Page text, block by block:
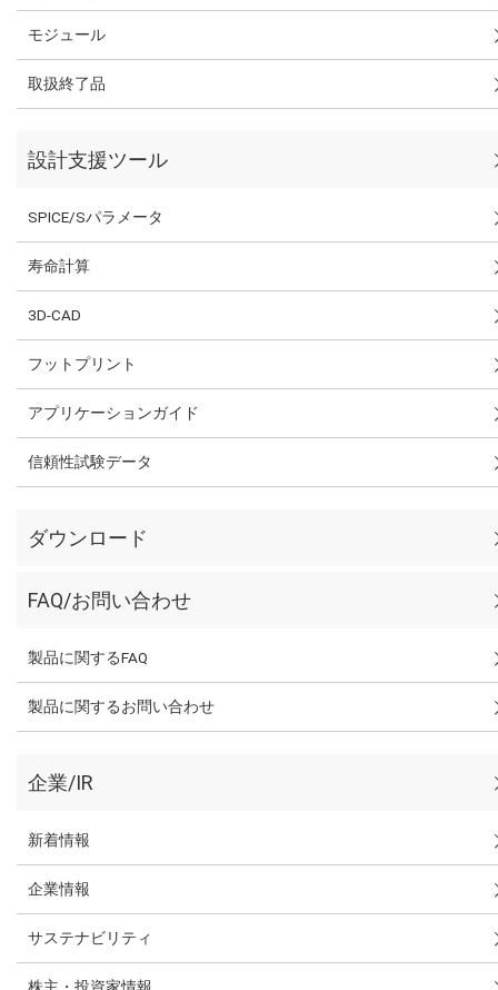
モジュール
取扱終了品
設計支援ツール
SPICE/Sパラメータ
寿命計算
3D-CAD
フットプリント
アプリケーションガイド
信頼性試験データ
ダウンロード
FAQ/お問い合わせ
製品に関するFAQ
製品に関するお問い合わせ
企業/IR
新着情報
企業情報
サステナビリティ